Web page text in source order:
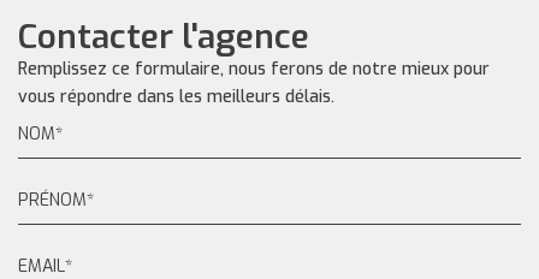
Contacter l'agence
Remplissez ce formulaire, nous ferons de notre mieux pour
vous répondre dans les meilleurs délais.